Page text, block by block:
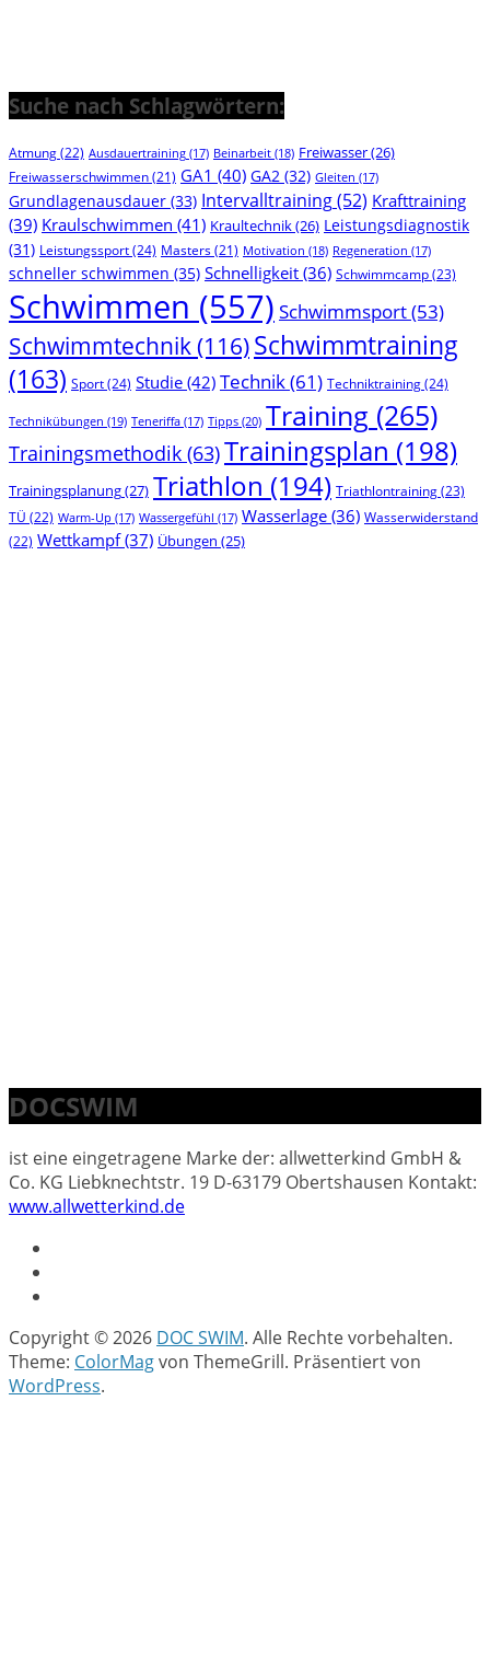
Suche nach Schlagwörtern:
Atmung(22) Ausdauertraining (17) Beinarbeit (18) Freiwasser(26)
Freiwasserschwimmen (21) GA1 (40) GA2 (32) Gleiten (17)
Grundlagenausdauer (33) Intervalltraining(52) Krafttraining
(39) Kraulschwimmen (41) Kraultechnik(26) Leistungsdiagnostik
(31) Leistungssport(24) Masters (21) Motivation (18) Regeneration (17)
schneller schwimmen (35) Schnelligkeit (36) Schwimmcamp(23)
Schwimmen (557) Schwimmsport(53)
Schwimmtechnik(116)Schwimmtraining
(163) Sport(24) Studie (42) Technik(61) Techniktraining(24)
Technikübungen (19) Teneriffa (17) Tipps (20) Training (265)
Trainingsmethodik (63)Trainingsplan (198)
Trainingsplanung(27) Triathlon (194) Triathlontraining(23)
TÜ (22) Warm-Up (17) Wassergefühl (17) Wasserlage (36) Wasserwiderstand
(22) Wettkampf(37) Übungen (25)
DOCSWIM
ist eine eingetragene Marke der: allwetterkind GmbH &
Co. KG Liebknechtstr. 19 D-63179 Obertshausen Kontakt:
www.allwetterkind.de
Copyright © 2026 DOC SWIM. Alle Rechte vorbehalten.
Theme: ColorMagvon ThemeGrill. Präsentiert von
WordPress.